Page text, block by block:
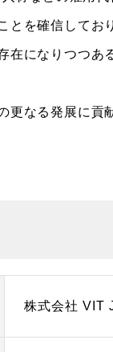
を確信してお
になりつつあ
なる発展に貢
株式会社 VIT